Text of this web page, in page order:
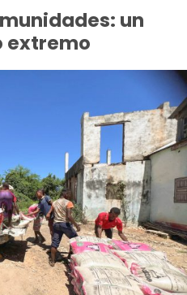
un
extremo